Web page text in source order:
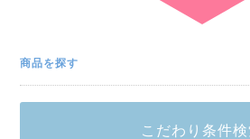
商品を探す
こだわり条件検